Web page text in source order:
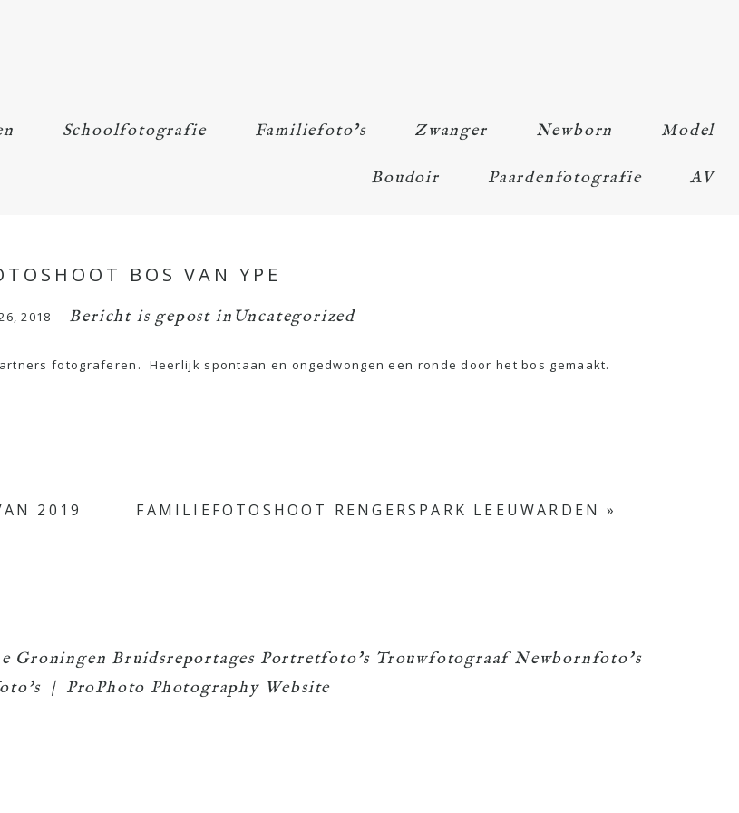
Schoolfotografie Familiefoto’s Zwanger Newborn Model
Boudoir Paardenfotografie AV
BOS VAN YPE
2018 Bericht is gepost in Uncategorized
fotograferen. Heerlijk spontaan en ongedwongen een ronde door het bos gemaakt.
2019 FAMILIEFOTOSHOOT RENGERSPARK LEEUWARDEN »
Groningen Bruidsreportages Portretfoto's Trouwfotograaf Newbornfoto's
| ProPhoto Photography Website